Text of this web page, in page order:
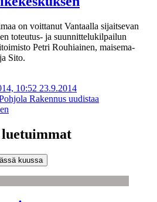
on voittanut Vantaalla sijaitsevan
toteutus- ja suunnittelukilpailun
Petri Rouhiainen, maisema-
Sito.
10:52 23.9.2014
Rakennus uudistaa
luetuimmat
kuussa